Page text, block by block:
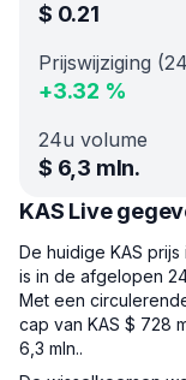
$ 0.21
Prijswijziging
+3.32 %
24u volume
$ 6,3 mln.
KAS Live
De huidige KAS
is in de afgelopen
Met een
cap van KAS $ 728
6,3 mln..